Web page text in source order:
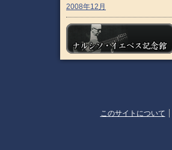
2008年12月
このサイトについて